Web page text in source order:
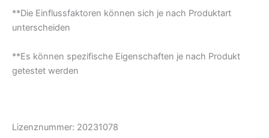
**Die Einflussfaktoren können sich je nach Produktart
unterscheiden
**Es können spezifische Eigenschaften je nach Produkt
getestet werden
Lizenznummer: 20231078